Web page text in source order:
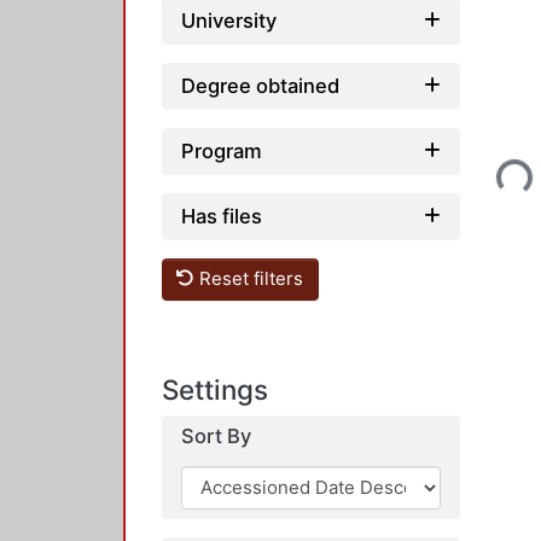
University
Degree obtained
Program
Has files
Reset filters
Settings
Sort By
Loading...